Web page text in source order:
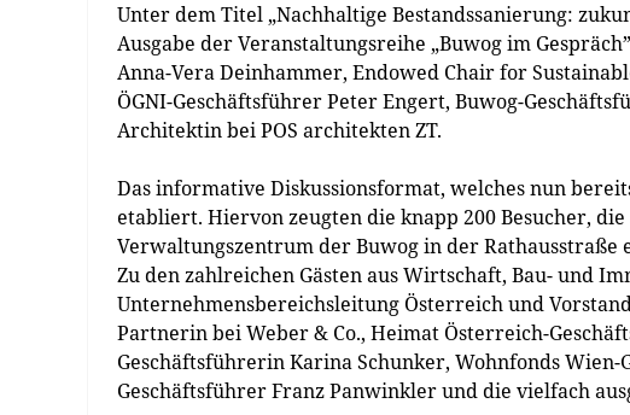
Unter dem Titel „Nachhaltige Bestandssanierung:
Ausgabe der Veranstaltungsreihe „Buwog im
Anna-Vera Deinhammer, Endowed Chair for
ÖGNI-Geschäftsführer Peter Engert, Buwog-
Architektin bei POS architekten ZT.
Das informative Diskussionsformat, welches nun
etabliert. Hiervon zeugten die knapp 200 Besucher,
Verwaltungszentrum der Buwog in der Rathausstraße
Zu den zahlreichen Gästen aus Wirtschaft, Bau- und
Unternehmensbereichsleitung Österreich und
Partnerin bei Weber & Co., Heimat Österreich-
Geschäftsführerin Karina Schunker, Wohnfonds
Geschäftsführer Franz Panwinkler und die vielfach